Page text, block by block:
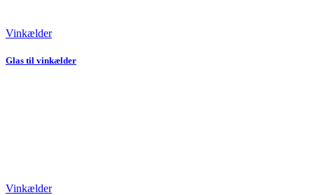
Vinkælder
Glas til vinkælder
Vinkælder